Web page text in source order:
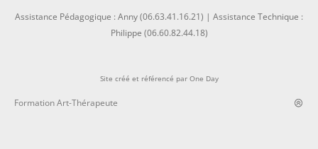
Assistance Pédagogique : Anny (06.63.41.16.21) | Assistance Technique :
Philippe (06.60.82.44.18)
Site créé et référencé par One Day
Formation Art-Thérapeute